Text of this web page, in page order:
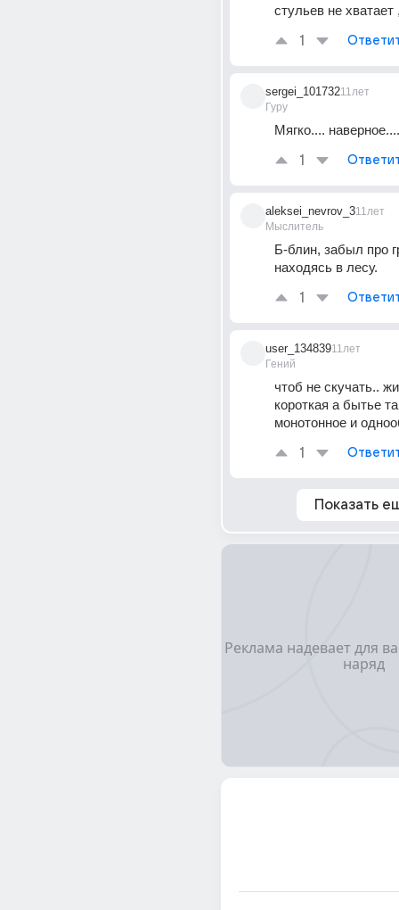
стульев не хватает
1
sergei_101732
Гуру
11лет
Мягко....
1
aleksei_nevrov_3
Мыслитель
11лет
Б-блин, забыл про
находясь в лесу.
1
user_134839
Гений
11лет
чтоб не скучать..
короткая а бытье
монотонное и
1
Показать